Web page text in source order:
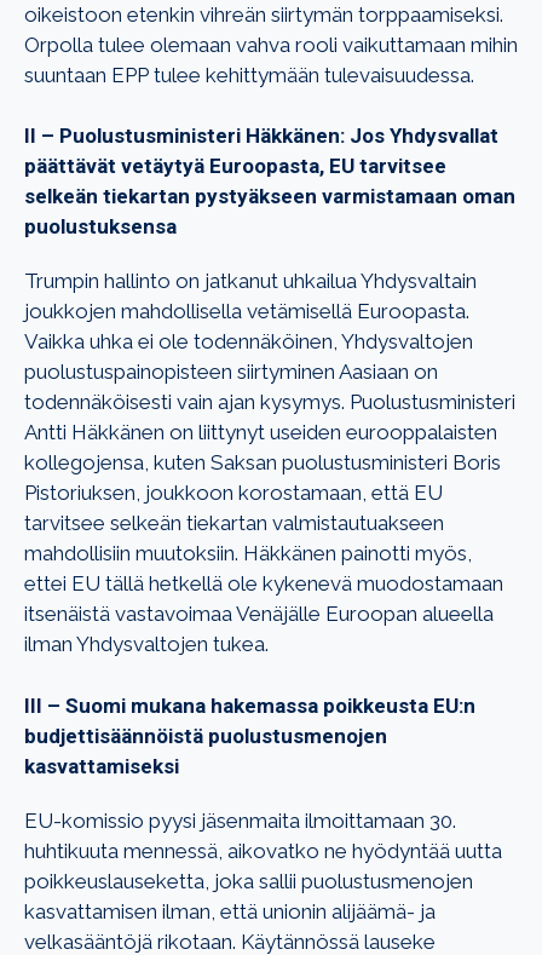
oikeistoon etenkin vihreän siirtymän torppaamiseksi.
Orpolla tulee olemaan vahva rooli vaikuttamaan mihin
suuntaan EPP tulee kehittymään tulevaisuudessa.
II – Puolustusministeri Häkkänen: Jos Yhdysvallat
päättävät vetäytyä Euroopasta, EU tarvitsee
selkeän tiekartan pystyäkseen varmistamaan oman
puolustuksensa
Trumpin hallinto on jatkanut uhkailua Yhdysvaltain
joukkojen mahdollisella vetämisellä Euroopasta.
Vaikka uhka ei ole todennäköinen, Yhdysvaltojen
puolustuspainopisteen siirtyminen Aasiaan on
todennäköisesti vain ajan kysymys. Puolustusministeri
Antti Häkkänen on liittynyt useiden eurooppalaisten
kollegojensa, kuten Saksan puolustusministeri Boris
Pistoriuksen, joukkoon korostamaan, että EU
tarvitsee selkeän tiekartan valmistautuakseen
mahdollisiin muutoksiin. Häkkänen painotti myös,
ettei EU tällä hetkellä ole kykenevä muodostamaan
itsenäistä vastavoimaa Venäjälle Euroopan alueella
ilman Yhdysvaltojen tukea.
III – Suomi mukana hakemassa poikkeusta EU:n
budjettisäännöistä puolustusmenojen
kasvattamiseksi
EU-komissio pyysi jäsenmaita ilmoittamaan 30.
huhtikuuta mennessä, aikovatko ne hyödyntää uutta
poikkeuslauseketta, joka sallii puolustusmenojen
kasvattamisen ilman, että unionin alijäämä- ja
velkasääntöjä rikotaan. Käytännössä lauseke